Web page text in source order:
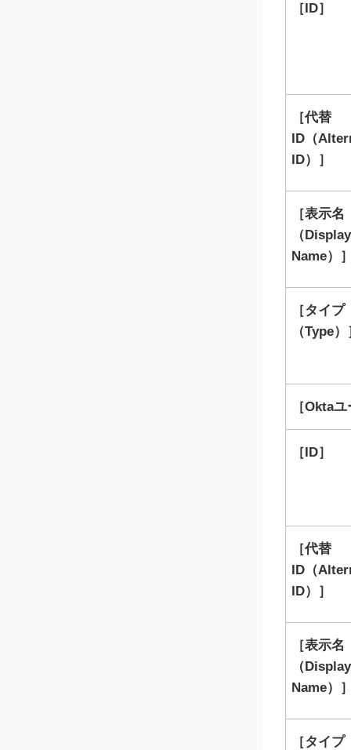
ID
代替
ID（
ID）
表示名
（Display
Name）
タイプ
（Type）
Oktaユ
ID
代替
ID（
ID）
表示名
（Display
Name）
タイプ